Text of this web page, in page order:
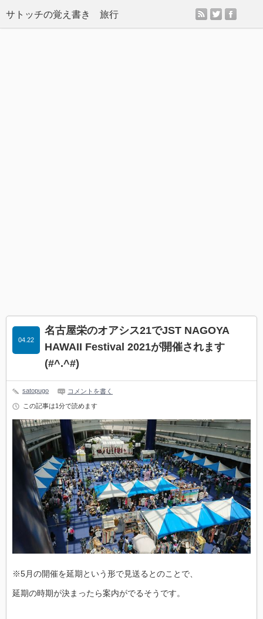
サトッチの覚え書き 旅行 rss twitter
名古屋栄のオアシス21でJST NAGOYA
HAWAII Festival 2021が開催されます
(#^.^#)
04.22
satopugo コメントを書く
この記事は1分で読めます
※5月の開催を延期という形で見送るとのことで、
延期の時期が決まったら案内がでるそうです。